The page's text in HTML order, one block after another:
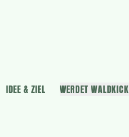
IDEE & ZIEL WERDET